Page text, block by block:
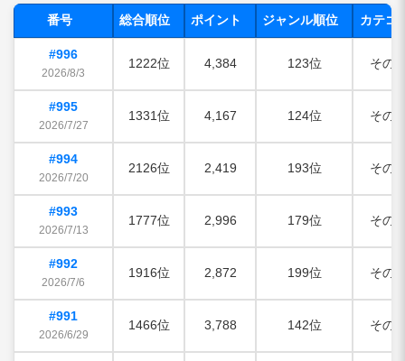
番号 総合順位 ポイント ジャンル順位 カテゴ
#996
2026/8/3
1222位 4,384 123位 その
#995
2026/7/27
1331位 4,167 124位 その
#994
2026/7/20
2126位 2,419 193位 その
#993
2026/7/13
1777位 2,996 179位 その
#992
2026/7/6
1916位 2,872 199位 その
#991
2026/6/29
1466位 3,788 142位 その